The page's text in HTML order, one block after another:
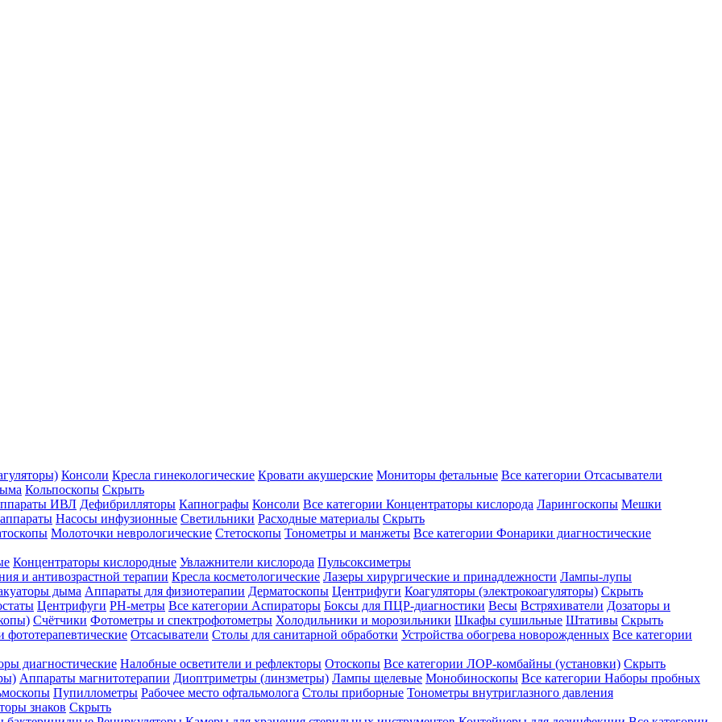
Консоли Кресла гинекологические Кровати акушерские Мониторы фетальные Все категории Отсасыватели
Кольпоскопы Скрыть
ИВЛ Дефибрилляторы Капнографы Консоли Все категории Концентраторы кислорода Ларингоскопы Мешки
Насосы инфузионные Светильники Расходные материалы Скрыть
Молоточки неврологические Стетоскопы Тонометры и манжеты Все категории Фонарики диагностические
Концентраторы кислородные Увлажнители кислорода Пульсоксиметры
и антивозрастной терапии Кресла косметологические Лазеры хирургические и принадлежности Лампы-лупы
дыма Аппараты для физиотерапии Дерматоскопы Центрифуги Коагуляторы (электрокоагуляторы) Скрыть
Центрифуги PH-метры Все категории Аспираторы Боксы для ПЦР-диагностики Весы Встряхиватели Дозаторы и
Счётчики Фотометры и спектрофотометры Холодильники и морозильники Шкафы сушильные Штативы Скрыть
фототерапевтические Отсасыватели Столы для санитарной обработки Устройства обогрева новорожденных Все категории
диагностические Налобные осветители и рефлекторы Отоскопы Все категории ЛОР-комбайны (установки) Скрыть
Аппараты магнитотерапии Диоптриметры (линзметры) Лампы щелевые Монобиноскопы Все категории Наборы пробных
Пупиллометры Рабочее место офтальмолога Столы приборные Тонометры внутриглазного давления
знаков Скрыть